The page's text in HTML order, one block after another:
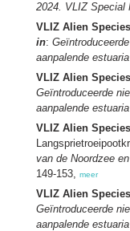
2024. VLIZ Special
VLIZ Alien
in:
aanpalende
VLIZ Alien
Geïntroduceerde
aanpalende
VLIZ Alien
van de Noordzee
149-153, meer
VLIZ Alien
Geïntroduceerde
aanpalende